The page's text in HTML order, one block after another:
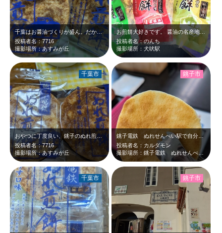
千葉はお醤油づくりが盛ん。だからこういうお茶うけが美味しいんですよね。
投稿者名：7716
撮影場所：あすみが丘
お煎餅大好きです。 醤油の名産地でもある千葉県のぬれ煎餅は美味しいに決まって…
投稿者名：のんち
撮影場所：犬吠駅
おやつに丁度良い、銚子のぬれ煎餅。お茶のお供に最高です。
投稿者名：7716
撮影場所：あすみが丘
千葉市
銚子電鉄 ぬれせんべい駅で自分で焼き上げる 焼きたてのぬれ煎餅は 熱々サック…
投稿者名：カルダモン
撮影場所：銚子電鉄 ぬれせんべい駅
銚子市
千葉市 銚子市